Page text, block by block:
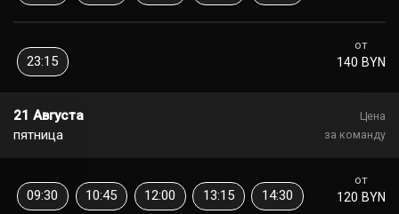
от
140 BYN
23:15
21 Августа
пятница
Цена
за команду
от
120 BYN
09:30 10:45 12:00 13:15 14:30